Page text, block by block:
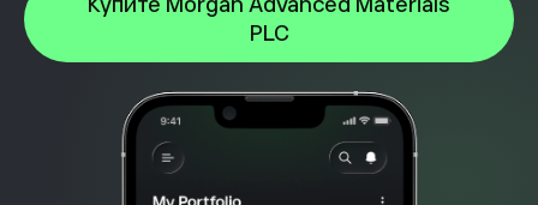
Купите Morgan Advanced Materials
PLC